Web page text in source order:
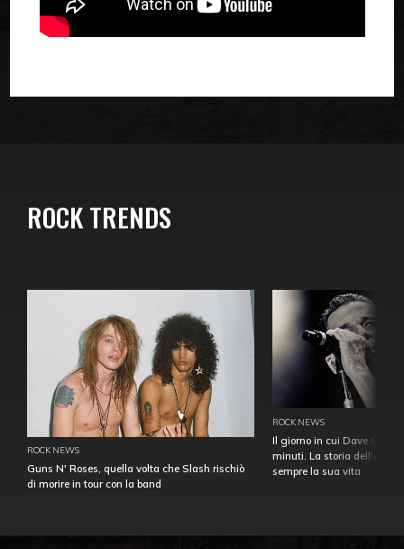
ROCK TRENDS
ROCK NEWS
Guns N' Roses, quella volta che Slash rischiò
di morire in tour con la band
ROCK NEWS
Il giorno in cui Dave
minuti. La storia
sempre la sua vita